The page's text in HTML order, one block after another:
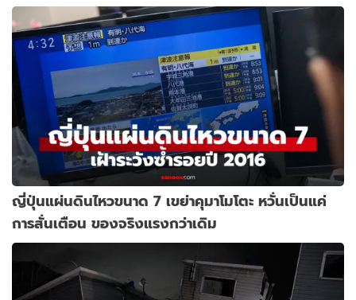
ญี่ปุ่นแผ่นดินไหวขนาด 7 เขย่าคุมาโมโตะ หวั่นเป็นแค่
การสั่นเตือน ของจริงแรงกว่าเดิม